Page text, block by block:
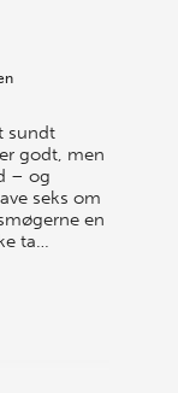
sundt
godt, men
– og
seks om
en
ta…